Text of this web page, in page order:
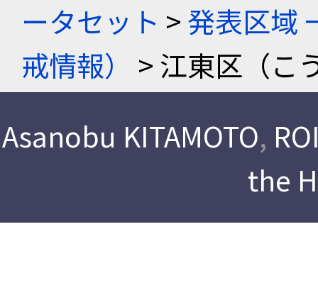
ータセット >発表区域
戒情報）
> 江東区（こ
Asanobu KITAMOTO,
the